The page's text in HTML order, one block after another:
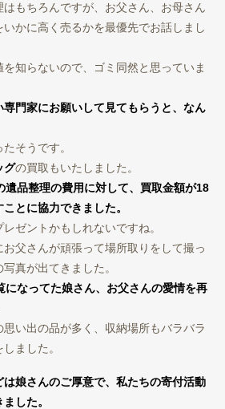
もちろんですが、お父さん、お母さん
かに高く売るかを最優先でお話しまし
知らないので、ゴミ同然と思っていま
専門家にお願いして見てもらうと、なん
そうです。
グの買取もいたしました。
遺品整理の費用に対して、買取金額が18
とに協力できました。
ゼントかもしれないですね。
お父さんが頑張って場所取りをして撮っ
真が出てきました。
になってた娘さん、お父さんの愛情を再
い出の品が多く、収納場所もバラバラ
ました。
娘さんのご厚意で、私たちの寄付活動
した。